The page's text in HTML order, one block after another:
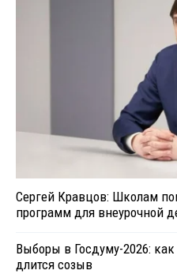
Сергей Кравцов: Школам
программ для внеурочной
Выборы в Госдуму-2026:
длится созыв